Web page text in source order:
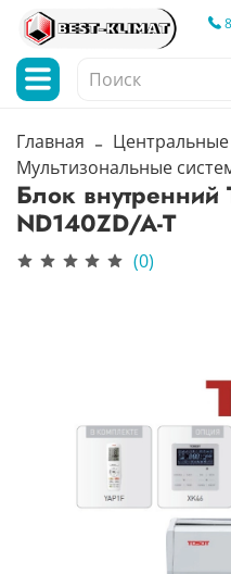
Главная
Мультизональные
Блок внутренний
ND140ZD/A-T
(0)